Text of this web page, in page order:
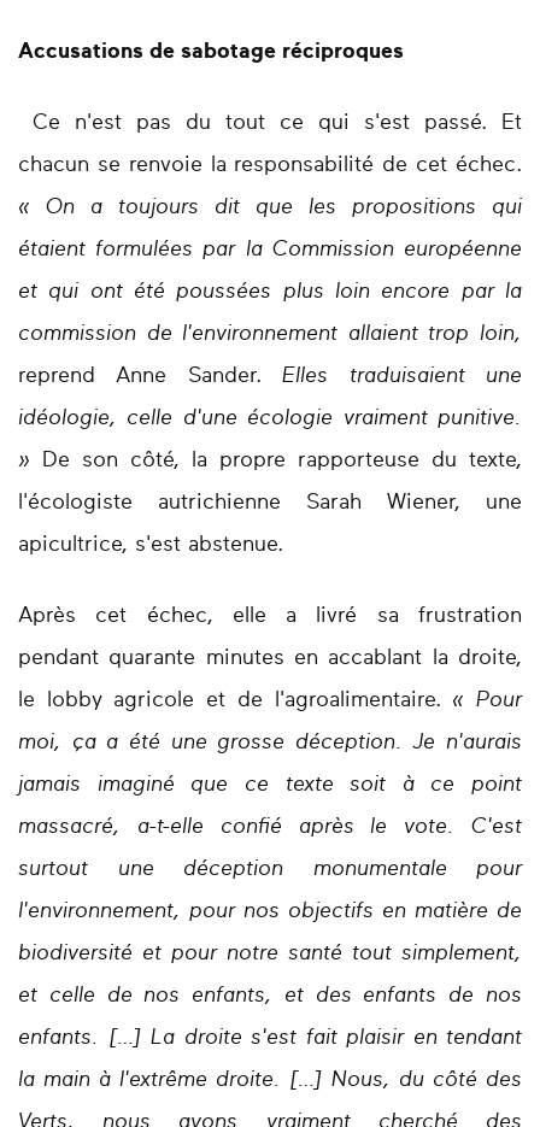
Accusations de sabotage réciproques
Ce n'est pas du tout ce qui s'est passé. Et
chacun se renvoie la responsabilité de cet échec.
« On a toujours dit que les propositions qui
étaient formulées par la Commission européenne
et qui ont été poussées plus loin encore par la
commission de l'environnement allaient trop loin,
reprend Anne Sander. Elles traduisaient une
idéologie, celle d'une écologie vraiment punitive.
» De son côté, la propre rapporteuse du texte,
l'écologiste autrichienne Sarah Wiener, une
apicultrice, s'est abstenue.
Après cet échec, elle a livré sa frustration
pendant quarante minutes en accablant la droite,
le lobby agricole et de l'agroalimentaire. « Pour
moi, ça a été une grosse déception. Je n'aurais
jamais imaginé que ce texte soit à ce point
massacré, a-t-elle confié après le vote. C'est
surtout une déception monumentale pour
l'environnement, pour nos objectifs en matière de
biodiversité et pour notre santé tout simplement,
et celle de nos enfants, et des enfants de nos
enfants. […] La droite s'est fait plaisir en tendant
la main à l'extrême droite. […] Nous, du côté des
Verts, nous avons vraiment cherché des